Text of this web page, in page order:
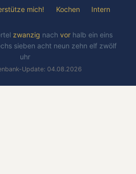
mich! Kochen Intern
zwanzig nach vor halb ein eins
sieben acht neun zehn elf zwölf
uhr
Update: 04.08.2026